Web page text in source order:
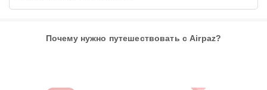
Почему нужно путешествовать с Airpaz?